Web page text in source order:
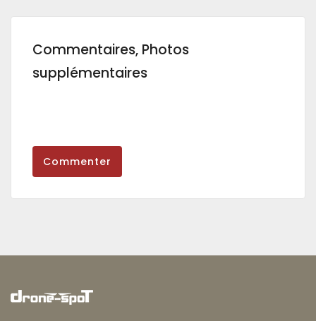
Commentaires, Photos
supplémentaires
Commenter